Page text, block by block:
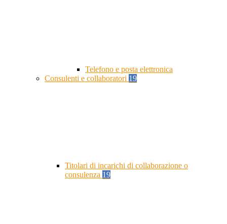
Telefono e posta elettronica
Consulenti e collaboratori 19
Titolari di incarichi di collaborazione o
consulenza 19